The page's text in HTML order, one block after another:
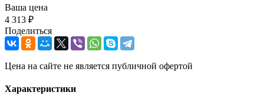
Ваша цена
4 313 ₽
Поделиться
Цена на сайте не является публичной офертой
Характеристики